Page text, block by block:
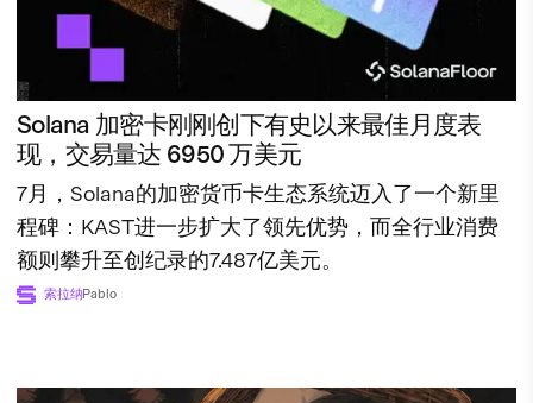
Solana 加密卡刚刚创下有史以来最佳月度表
现，交易量达 6950 万美元
7月，Solana的加密货币卡生态系统迈入了一个新里
程碑：KAST进一步扩大了领先优势，而全行业消费
额则攀升至创纪录的7.487亿美元。
索拉纳Pablo